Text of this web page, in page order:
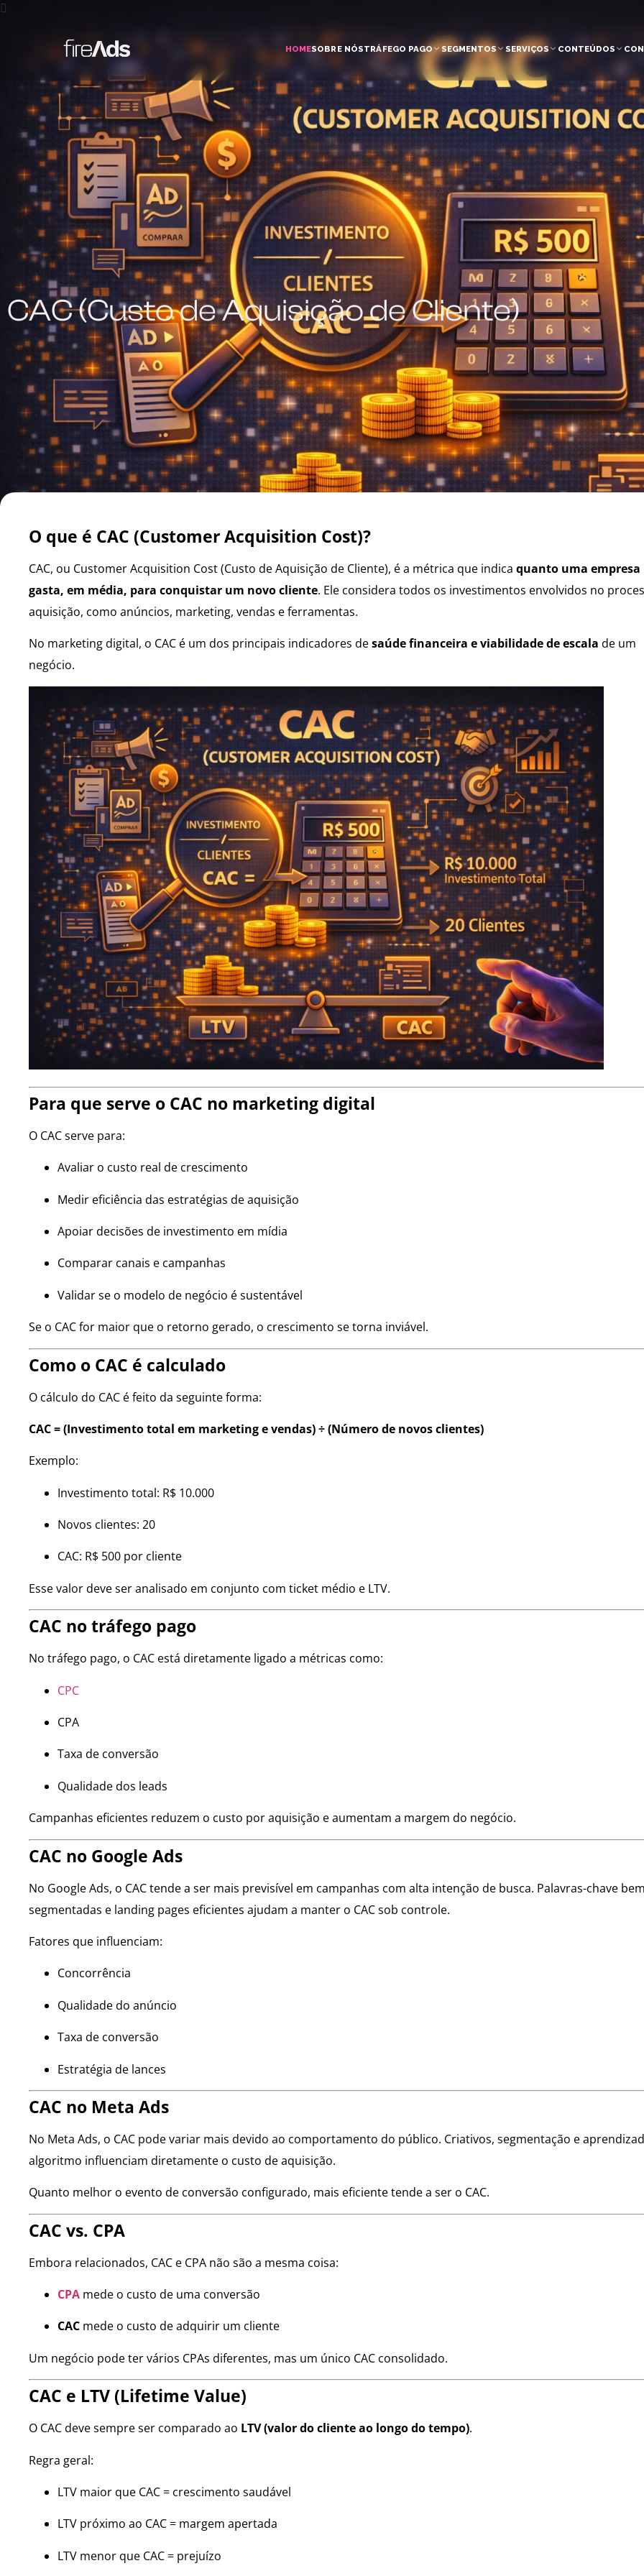
HOMESOBRE NÓSTRÁFEGO PAGO SEGMENTOS SERVIÇOS CONTEÚDOS
CAC (Custo de Aquisição de Cliente)
O que é CAC (Customer Acquisition Cost)?
CAC, ou Customer Acquisition Cost (Custo de Aquisição de Cliente), é a métrica que indica quanto uma empresa
gasta, em média, para conquistar um novo cliente. Ele considera todos os investimentos envolvidos no
aquisição, como anúncios, marketing, vendas e ferramentas.
No marketing digital, o CAC é um dos principais indicadores desaúde financeira e viabilidade de escala de um
negócio.
Para que serve o CAC no marketing digital
O CAC serve para:
Avaliar o custo real de crescimento
Medir eficiência das estratégias de aquisição
Apoiar decisões de investimento em mídia
Comparar canais e campanhas
Validar se o modelo de negócio é sustentável
Se o CAC for maior que o retorno gerado, o crescimento se torna inviável.
Como o CAC é calculado
O cálculo do CAC é feito da seguinte forma:
CAC = (Investimento total em marketing e vendas) ÷ (Número de novos clientes)
Exemplo:
Investimento total: R$ 10.000
Novos clientes: 20
CAC: R$ 500 por cliente
Esse valor deve ser analisado em conjunto com ticket médio e LTV.
CAC no tráfego pago
No tráfego pago, o CAC está diretamente ligado a métricas como:
CPC
CPA
Taxa de conversão
Qualidade dos leads
Campanhas eficientes reduzem o custo por aquisição e aumentam a margem do negócio.
CAC no Google Ads
No Google Ads, o CAC tende a ser mais previsível em campanhas com alta intenção de busca. Palavras-chave
segmentadas e landing pages eficientes ajudam a manter o CAC sob controle.
Fatores que influenciam:
Concorrência
Qualidade do anúncio
Taxa de conversão
Estratégia de lances
CAC no Meta Ads
No Meta Ads, o CAC pode variar mais devido ao comportamento do público. Criativos, segmentação e
algoritmo influenciam diretamente o custo de aquisição.
Quanto melhor o evento de conversão configurado, mais eficiente tende a ser o CAC.
CAC vs. CPA
Embora relacionados, CAC e CPA não são a mesma coisa:
CPA mede o custo de uma conversão
CAC mede o custo de adquirir um cliente
Um negócio pode ter vários CPAs diferentes, mas um único CAC consolidado.
CAC e LTV (Lifetime Value)
O CAC deve sempre ser comparado ao LTV (valor do cliente ao longo do tempo).
Regra geral:
LTV maior que CAC = crescimento saudável
LTV próximo ao CAC = margem apertada
LTV menor que CAC = prejuízo